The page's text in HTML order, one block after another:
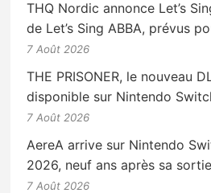
THQ Nordic annonce Let’s
de Let’s Sing ABBA, prévus
7 Août 2026
THE PRISONER, le nouveau
disponible sur Nintendo
7 Août 2026
AereA arrive sur Nintendo
2026, neuf ans après sa
7 Août 2026